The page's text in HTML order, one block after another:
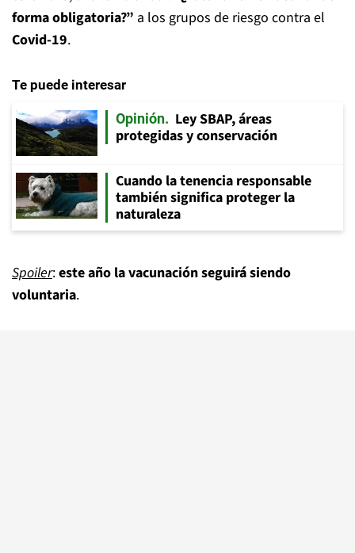
forma obligatoria?” a los grupos de riesgo contra el
Covid-19.
Te puede interesar
Opinión
Ley SBAP, áreas
protegidas y conservación
Cuando la tenencia responsable
también significa proteger la
naturaleza
Spoiler:este año la vacunación seguirá siendo
voluntaria.